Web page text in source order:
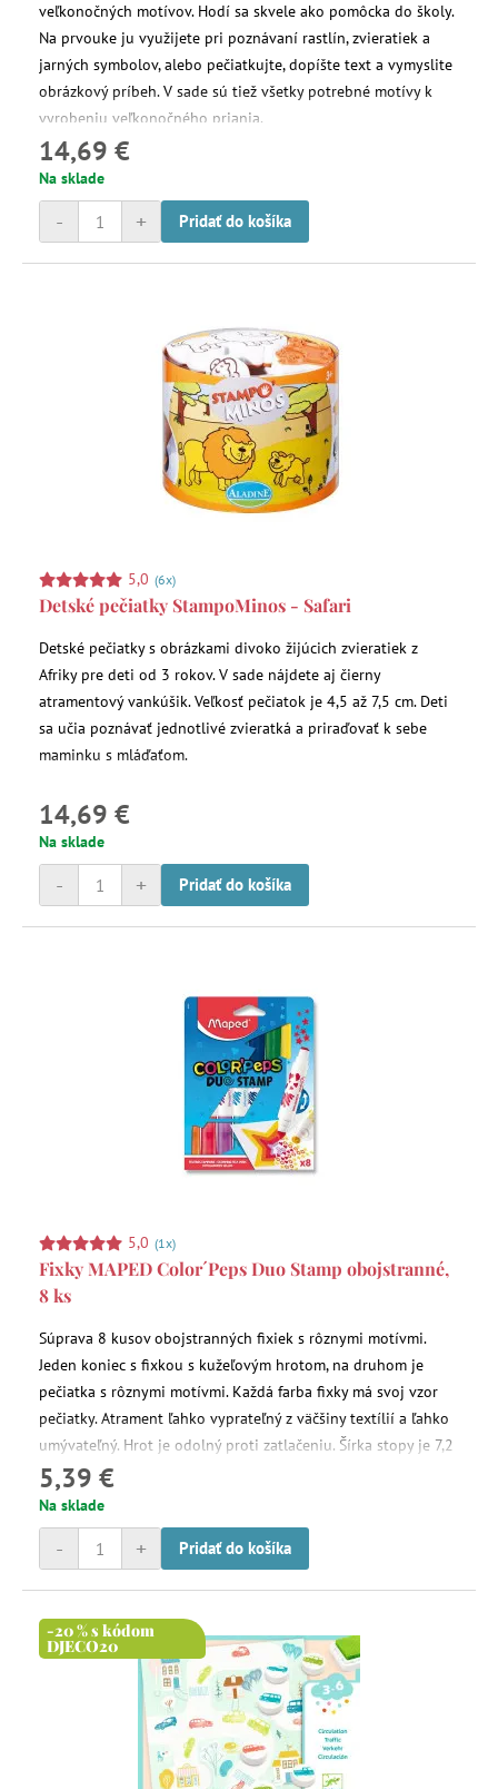
veľkonočných motívov. Hodí sa skvele ako pomôcka do školy.
Na prvouke ju využijete pri poznávaní rastlín, zvieratiek a
jarných symbolov, alebo pečiatkujte, dopíšte text a vymyslite
obrázkový príbeh. V sade sú tiež všetky potrebné motívy k
vyrobeniu veľkonočného priania.
14,69 €
Na sklade
+
- Pridať do košíka
5,0 (6x)
Detské pečiatky StampoMinos - Safari
Detské pečiatky s obrázkami divoko žijúcich zvieratiek z
Afriky pre deti od 3 rokov. V sade nájdete aj čierny
atramentový vankúšik. Veľkosť pečiatok je 4,5 až 7,5 cm. Deti
sa učia poznávať jednotlivé zvieratká a priraďovať k sebe
maminku s mláďaťom.
14,69 €
Na sklade
+
- Pridať do košíka
5,0 (1x)
Fixky MAPED Color´Peps Duo Stamp obojstranné,
8 ks
Súprava 8 kusov obojstranných fixiek s rôznymi motívmi.
Jeden koniec s fixkou s kužeľovým hrotom, na druhom je
pečiatka s rôznymi motívmi. Každá farba fixky má svoj vzor
pečiatky. Atrament ľahko vyprateľný z väčšiny textílií a ľahko
umývateľný. Hrot je odolný proti zatlačeniu. Šírka stopy je 7,2
mm.
5,39 €
Na sklade
+
- Pridať do košíka
-20 % s kódom
DJECO20